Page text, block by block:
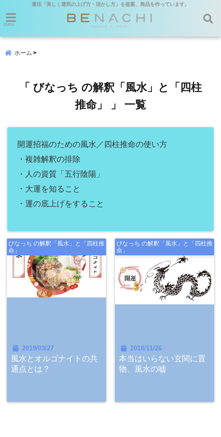
運活「美しく運気の上げ方・活かし方」を提案、商品を作っています。
menu
ホーム
「 びなっち の解釈「風水」と「四柱
推命」 」 一覧
開運招福のための風水／四柱推命の使い方
・複雑解釈の排除
・人の資質「五行陰陽」
・大運を知ること
・運の底上げをすること
びなっち の解釈「風水」と「四柱推
命」
2019/03/27
風水とオルゴナイトの共
通点とは？
びなっち の解釈「風水」と「四柱推
命」
2018/11/26
本当はいらない玄関に置
物、風水の嘘